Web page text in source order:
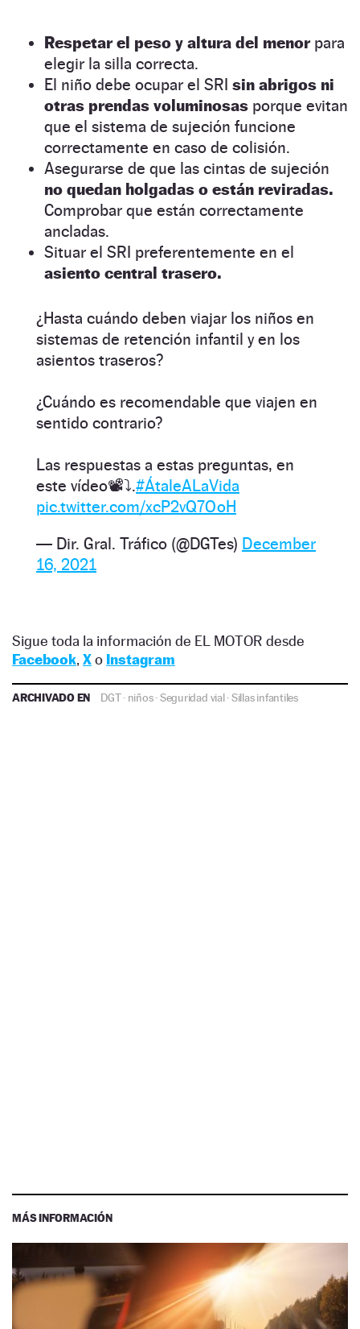
Respetar el peso y altura del menorpara
elegir la silla correcta.
El niño debe ocupar el SRI sin abrigos ni
otras prendas voluminosas porque evitan
que el sistema de sujeción funcione
correctamente en caso de colisión.
Asegurarse de que las cintas de sujeción
no quedan holgadas o están reviradas.
Comprobar que están correctamente
ancladas.
Situar el SRI preferentemente en el
asiento central trasero.
¿Hasta cuándo deben viajar los niños en
sistemas de retención infantil y en los
asientos traseros?
¿Cuándo es recomendable que viajen en
sentido contrario?
Las respuestas a estas preguntas, en
este vídeo📽️⤵️.#ÁtaleALaVida
pic.twitter.com/xcP2vQ7OoH
— Dir. Gral. Tráfico (@DGTes) December
16, 2021
Sigue toda la información de EL MOTOR desde
Facebook, Xo Instagram
ARCHIVADO EN DGT· niños·Seguridad vial·Sillas infantiles
MÁS INFORMACIÓN